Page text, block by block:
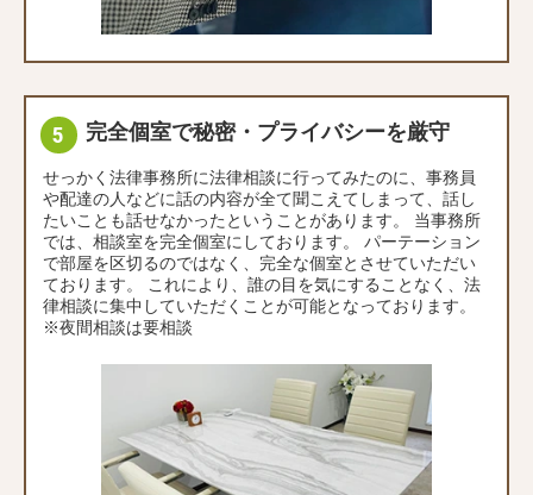
完全個室で秘密・プライバシーを厳守
せっかく法律事務所に法律相談に行ってみたのに、事務員
や配達の人などに話の内容が全て聞こえてしまって、話し
たいことも話せなかったということがあります。 当事務所
では、相談室を完全個室にしております。 パーテーション
で部屋を区切るのではなく、完全な個室とさせていただい
ております。 これにより、誰の目を気にすることなく、法
律相談に集中していただくことが可能となっております。
※夜間相談は要相談